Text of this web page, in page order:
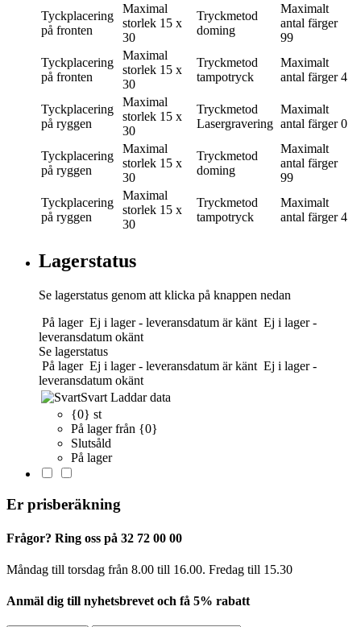
Tyckplacering
på fronten
Maximal
storlek 15 x
30
Tryckmetod
doming
Maximalt
antal färger
99
Tyckplacering
på fronten
Maximal
storlek 15 x
30
Tryckmetod
tampotryck
Maximalt
antal färger 4
Tyckplacering
på ryggen
Maximal
storlek 15 x
30
Tryckmetod
Lasergravering
Maximalt
antal färger 0
Tyckplacering
på ryggen
Maximal
storlek 15 x
30
Tryckmetod
doming
Maximalt
antal färger
99
Tyckplacering
på ryggen
Maximal
storlek 15 x
30
Tryckmetod
tampotryck
Maximalt
antal färger 4
Lagerstatus
Se lagerstatus genom att klicka på knappen nedan
På lager Ej i lager - leveransdatum är känt Ej i lager -
leveransdatum okänt
Se lagerstatus
På lager Ej i lager - leveransdatum är känt Ej i lager -
leveransdatum okänt
Svart Laddar data
{0} st
På lager från {0}
Slutsåld
På lager
Er prisberäkning
Frågor? Ring oss på 32 72 00 00
Måndag till torsdag från 8.00 till 16.00. Fredag ​​till 15.30
Anmäl dig till nyhetsbrevet och få 5% rabatt